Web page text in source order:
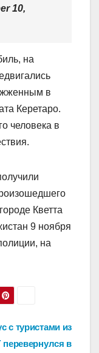
10,
на
в
Керетаро.
человека в
Кветта
9 ноября
на
с туристами из
в